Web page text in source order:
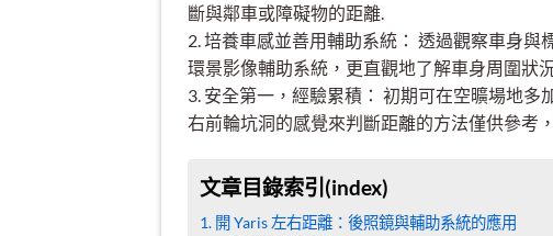
斷與鄰車或障礙物的距離.
2. 培養車感並善用輔助系統： 透過觀察車身
環景影像輔助系統，更直觀地了解車身周圍狀
3. 安全第一，經驗累積： 初期可在空曠場地
右前輪坑洞的感覺來判斷距離的方法僅供參考
文章目錄索引(index)
開 Yaris 左右距離：後照鏡與輔助系統的應用